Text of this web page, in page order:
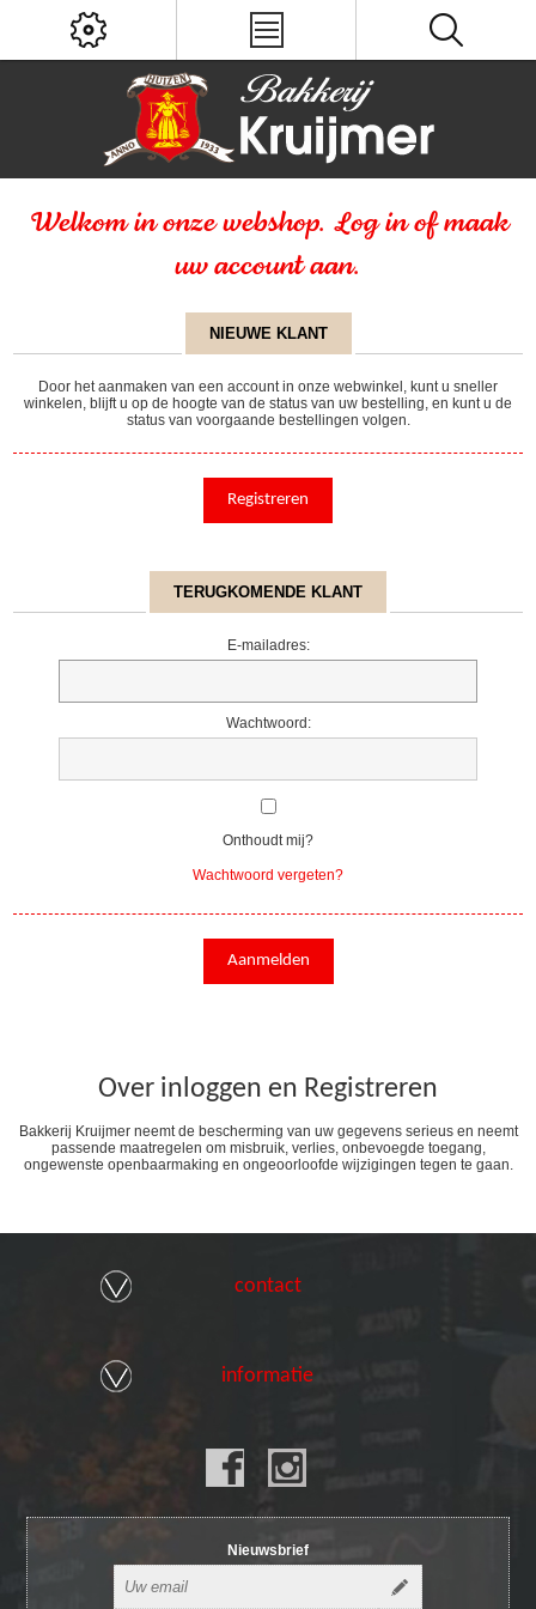
Welkom in onze webshop. Log in of maak
uw account aan.
NIEUWE KLANT
Door het aanmaken van een account in onze webwinkel, kunt u sneller
winkelen, blijft u op de hoogte van de status van uw bestelling, en kunt u de
status van voorgaande bestellingen volgen.
TERUGKOMENDE KLANT
E-mailadres:
Wachtwoord:
Onthoudt mij?
Wachtwoord vergeten?
Over inloggen en Registreren
Bakkerij Kruijmer neemt de bescherming van uw gegevens serieus en neemt
passende maatregelen om misbruik, verlies, onbevoegde toegang,
ongewenste openbaarmaking en ongeoorloofde wijzigingen tegen te gaan.
contact
informatie
Nieuwsbrief